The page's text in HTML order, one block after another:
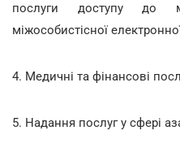
послуги доступу до
міжособистісної
4. Медичні та фінансові
5. Надання послуг у сфері